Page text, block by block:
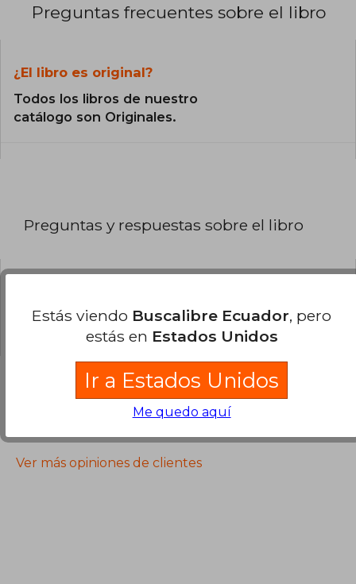
Preguntas frecuentes sobre el libro
¿El libro es original?
Todos los libros de nuestro
catálogo son Originales.
Preguntas y respuestas sobre el libro
sesiónpara poder agregar tu propia pregunta.
Opiniones sobre Buscalibre
Ver más opiniones de clientes
Estás viendo Buscalibre Ecuador, pero
estás en Estados Unidos
Ir a Estados Unidos
Me quedo aquí